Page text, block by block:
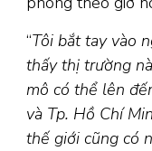
“Tôi bắt tay vào
thấy thị trường
mô có thể lên
và Tp. Hồ Chí
thế giới cũng có